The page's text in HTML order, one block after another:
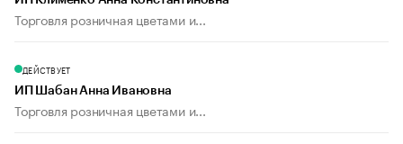
Торговля розничная цветами и...
ДЕЙСТВУЕТ
ИП Шабан Анна Ивановна
Торговля розничная цветами и...